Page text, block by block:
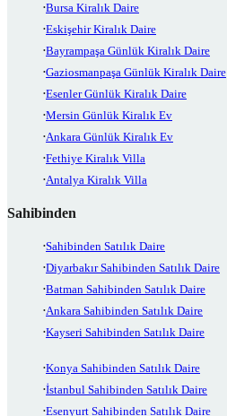
Bursa Kiralık Daire
Eskişehir Kiralık Daire
Bayrampaşa Günlük Kiralık Daire
Gaziosmanpaşa Günlük Kiralık Daire
Esenler Günlük Kiralık Daire
Mersin Günlük Kiralık Ev
Ankara Günlük Kiralık Ev
Fethiye Kiralık Villa
Antalya Kiralık Villa
Sahibinden
Sahibinden Satılık Daire
Diyarbakır Sahibinden Satılık Daire
Batman Sahibinden Satılık Daire
Ankara Sahibinden Satılık Daire
Kayseri Sahibinden Satılık Daire
Konya Sahibinden Satılık Daire
İstanbul Sahibinden Satılık Daire
Esenyurt Sahibinden Satılık Daire